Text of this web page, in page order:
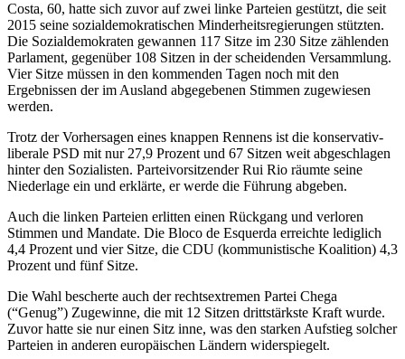
Costa, 60, hatte sich zuvor auf zwei linke Parteien gestützt, die seit
2015 seine sozialdemokratischen Minderheitsregierungen stützten.
Die Sozialdemokraten gewannen 117 Sitze im 230 Sitze zählenden
Parlament, gegenüber 108 Sitzen in der scheidenden Versammlung.
Vier Sitze müssen in den kommenden Tagen noch mit den
Ergebnissen der im Ausland abgegebenen Stimmen zugewiesen
werden.
Trotz der Vorhersagen eines knappen Rennens ist die konservativ-
liberale PSD mit nur 27,9 Prozent und 67 Sitzen weit abgeschlagen
hinter den Sozialisten. Parteivorsitzender Rui Rio räumte seine
Niederlage ein und erklärte, er werde die Führung abgeben.
Auch die linken Parteien erlitten einen Rückgang und verloren
Stimmen und Mandate. Die Bloco de Esquerda erreichte lediglich
4,4 Prozent und vier Sitze, die CDU (kommunistische Koalition) 4,3
Prozent und fünf Sitze.
Die Wahl bescherte auch der rechtsextremen Partei Chega
(“Genug”) Zugewinne, die mit 12 Sitzen drittstärkste Kraft wurde.
Zuvor hatte sie nur einen Sitz inne, was den starken Aufstieg solcher
Parteien in anderen europäischen Ländern widerspiegelt.